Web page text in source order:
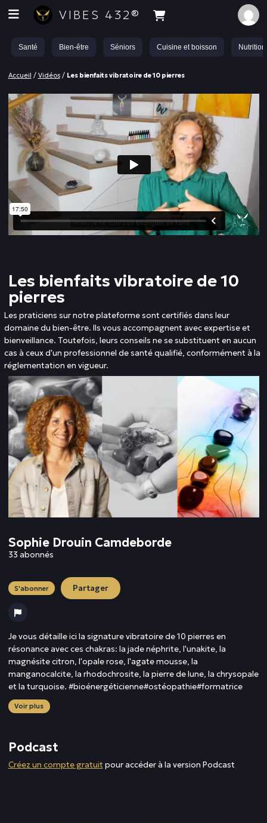
VIBES 432®
Santé Bien-être Séniors Cuisine et boisson Nutrition
Accueil / Vidéos/ Les bienfaits vibratoire de 10 pierres
Les bienfaits vibratoire de 10
pierres
Les praticiens sur notre plateforme sont certifiés dans leur
domaine du bien-être. Ils vous accompagnent avec expertise et
bienveillance. Toutefois, leurs conseils ne se substituent en aucun
cas à ceux d'un professionnel de santé qualifié, conformément à la
réglementation en vigueur.
Sophie Drouin Camdeborde
33 abonnés
S'abonner Partager
Je vous détaille ici la signature vibratoire de 10 pierres en
résonance avec ces chakras: la jade néphrite, l'unakite, la
magnésite citron, l'opale rose, l'agate mousse, la
manganocalcite, la rhodochrosite, la pierre de lune, la chrysopale
et la turquoise. #bioénergéticienne#ostéopathie#formatrice
Voir plus
Podcast
Créez un compte gratuit pour accéder à la version Podcast